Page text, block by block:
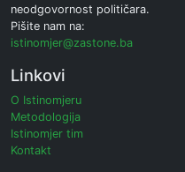
neodgovornost političara.
Pišite nam na:
istinomjer@zastone.ba
Linkovi
O Istinomjeru
Metodologija
Istinomjer tim
Kontakt